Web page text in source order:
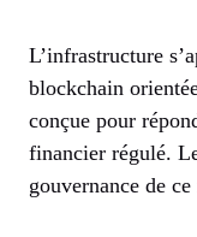
L’infrastructure
blockchain
conçue pour
financier régulé.
gouvernance de